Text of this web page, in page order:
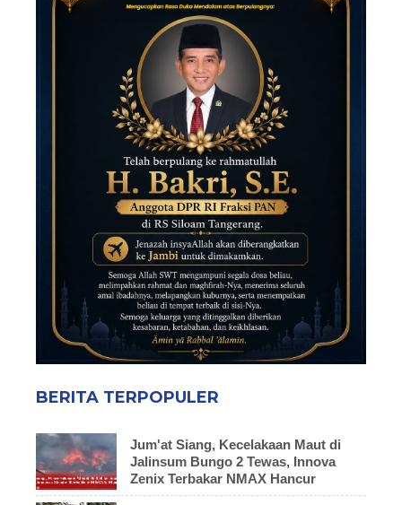
BERITA TERPOPULER
Jum'at Siang, Kecelakaan Maut di
Jalinsum Bungo 2 Tewas, Innova
Zenix Terbakar NMAX Hancur